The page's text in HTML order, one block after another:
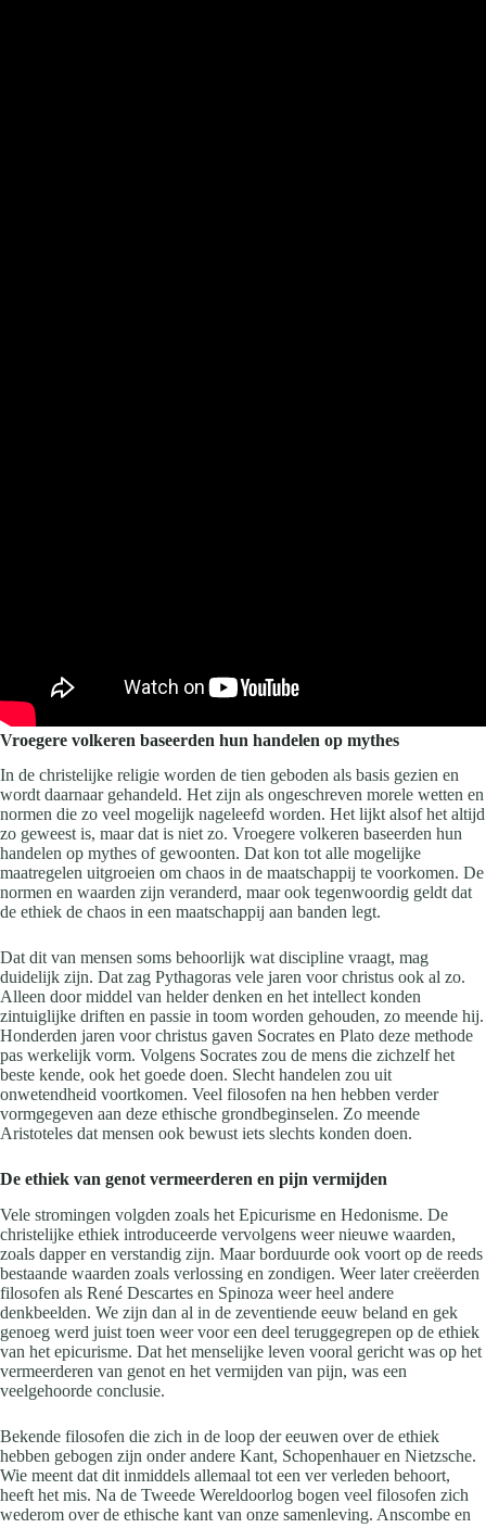
Vroegere volkeren baseerden hun handelen op mythes
In de christelijke religie worden de tien geboden als basis gezien en
wordt daarnaar gehandeld. Het zijn als ongeschreven morele wetten en
normen die zo veel mogelijk nageleefd worden. Het lijkt alsof het altijd
zo geweest is, maar dat is niet zo. Vroegere volkeren baseerden hun
handelen op mythes of gewoonten. Dat kon tot alle mogelijke
maatregelen uitgroeien om chaos in de maatschappij te voorkomen. De
normen en waarden zijn veranderd, maar ook tegenwoordig geldt dat
de ethiek de chaos in een maatschappij aan banden legt.
Dat dit van mensen soms behoorlijk wat discipline vraagt, mag
duidelijk zijn. Dat zag Pythagoras vele jaren voor christus ook al zo.
Alleen door middel van helder denken en het intellect konden
zintuiglijke driften en passie in toom worden gehouden, zo meende hij.
Honderden jaren voor christus gaven Socrates en Plato deze methode
pas werkelijk vorm. Volgens Socrates zou de mens die zichzelf het
beste kende, ook het goede doen. Slecht handelen zou uit
onwetendheid voortkomen. Veel filosofen na hen hebben verder
vormgegeven aan deze ethische grondbeginselen. Zo meende
Aristoteles dat mensen ook bewust iets slechts konden doen.
De ethiek van genot vermeerderen en pijn vermijden
Vele stromingen volgden zoals het Epicurisme en Hedonisme. De
christelijke ethiek introduceerde vervolgens weer nieuwe waarden,
zoals dapper en verstandig zijn. Maar borduurde ook voort op de reeds
bestaande waarden zoals verlossing en zondigen. Weer later creëerden
filosofen als René Descartes en Spinoza weer heel andere
denkbeelden. We zijn dan al in de zeventiende eeuw beland en gek
genoeg werd juist toen weer voor een deel teruggegrepen op de ethiek
van het epicurisme. Dat het menselijke leven vooral gericht was op het
vermeerderen van genot en het vermijden van pijn, was een
veelgehoorde conclusie.
Bekende filosofen die zich in de loop der eeuwen over de ethiek
hebben gebogen zijn onder andere Kant, Schopenhauer en Nietzsche.
Wie meent dat dit inmiddels allemaal tot een ver verleden behoort,
heeft het mis. Na de Tweede Wereldoorlog bogen veel filosofen zich
wederom over de ethische kant van onze samenleving. Anscombe en